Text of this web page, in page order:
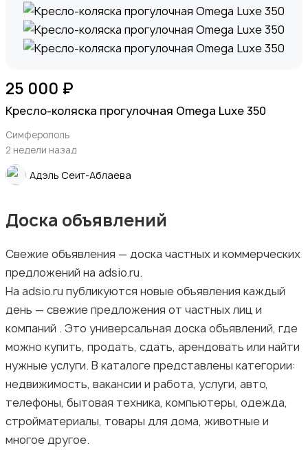
25 000 ₽
Кресло-коляска прогулочная Omega Luxe 350
Симферополь
2 недели назад
Адэль Сеит-Аблаева
Доска объявлений
Свежие объявления — доска частных и коммерческих
предложений на adsio.ru.
На adsio.ru публикуются новые объявления каждый
день — свежие предложения от частных лиц и
компаний . Это универсальная доска объявлений, где
можно купить, продать, сдать, арендовать или найти
нужные услуги. В каталоге представлены категории:
недвижимость, вакансии и работа, услуги, авто,
телефоны, бытовая техника, компьютеры, одежда,
стройматериалы, товары для дома, животные и
многое другое.